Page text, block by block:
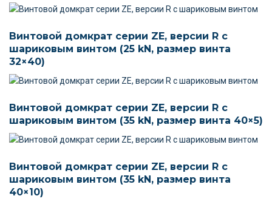
Винтовой домкрат серии ZE, версии R c
шариковым винтом (25 kN, размер винта
32×40)
Винтовой домкрат серии ZE, версии R c
шариковым винтом (35 kN, размер винта 40×5)
Винтовой домкрат серии ZE, версии R c
шариковым винтом (35 kN, размер винта
40×10)